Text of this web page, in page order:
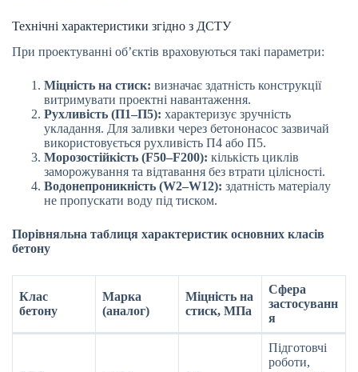
Технічні характеристики згідно з ДСТУ
При проектуванні об’єктів враховуються такі параметри:
Міцність на стиск: визначає здатність конструкції
витримувати проектні навантаження.
Рухливість (П1–П5): характеризує зручність
укладання. Для заливки через бетононасос зазвичай
використовується рухливість П4 або П5.
Морозостійкість (F50–F200): кількість циклів
заморожування та відтавання без втрати цілісності.
Водонепроникність (W2–W12): здатність матеріалу
не пропускати воду під тиском.
Порівняльна таблиця характеристик основних класів
бетону
Клас
бетону
Марка
(аналог)
Міцність на
стиск, МПа
Сфера
застосуванн
я
Підготовчі
роботи,